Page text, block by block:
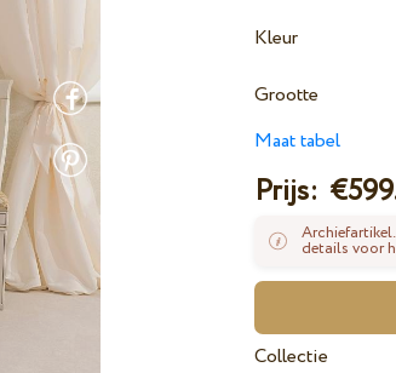
Kleur
Grootte
Maat tabel
Prijs: €
details voor
Collectie